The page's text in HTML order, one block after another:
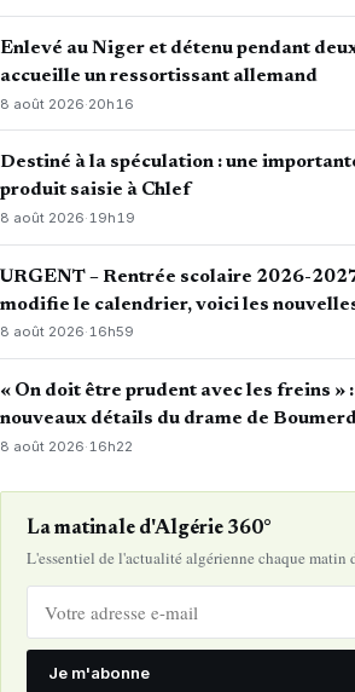
Enlevé au Niger et détenu pendant
accueille un ressortissant allemand
8 août 2026·20h16
Destiné à la spéculation : une
produit saisie à Chlef
8 août 2026·19h19
URGENT – Rentrée scolaire 2026-
modifie le calendrier, voici les
8 août 2026·16h59
« On doit être prudent avec les freins »
nouveaux détails du drame de
8 août 2026· 16h22
La matinale d'Algérie 360°
L'essentiel de l'actualité algérienne chaque matin
Je m'abonne